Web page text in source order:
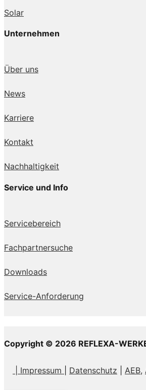
Solar
Unternehmen
Über uns
News
Karriere
Kontakt
Nachhaltigkeit
Service und Info
Servicebereich
Fachpartnersuche
Downloads
Service-Anforderung
Copyright © 2026 REFLEXA-
| Impressum Datenschutz AEB,